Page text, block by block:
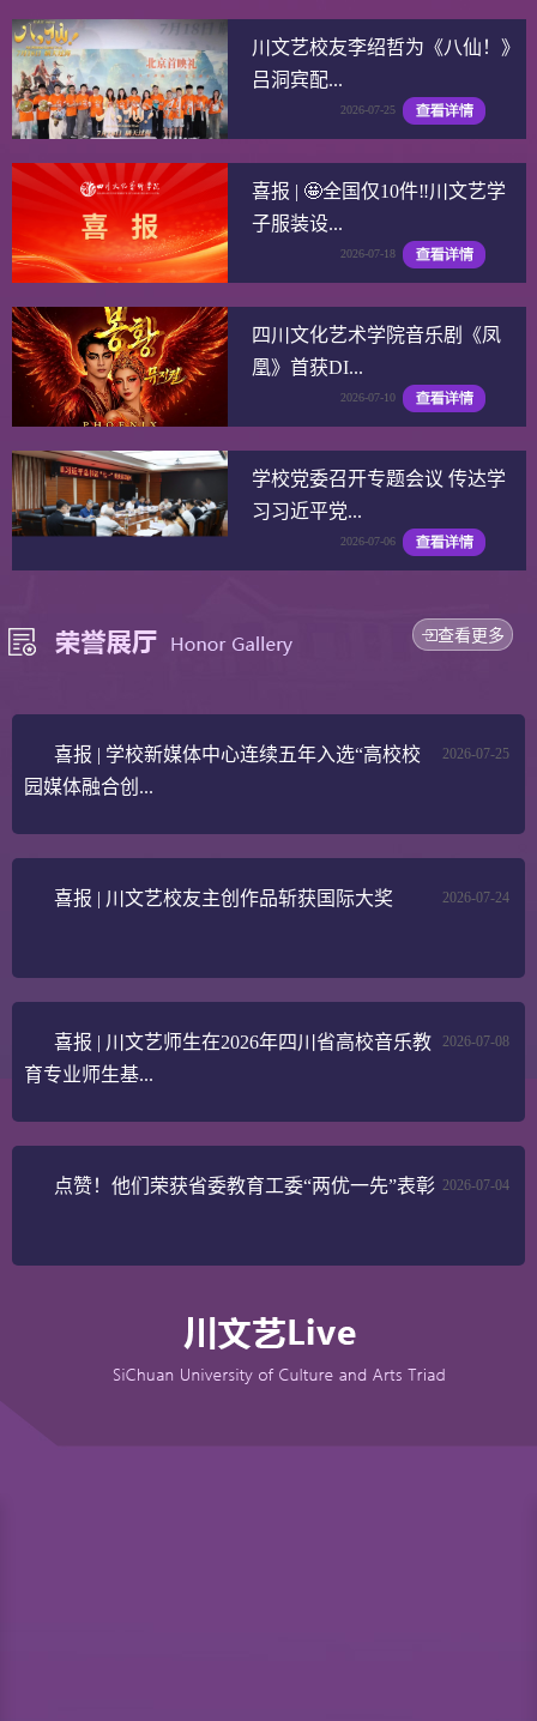
川文艺校友李绍哲为《八仙！》
吕洞宾配...
2026-07-25
喜报 | 🤩全国仅10件‼️川文艺学
子服装设...
2026-07-18
四川文化艺术学院音乐剧《凤
凰》首获DI...
2026-07-10
学校党委召开专题会议 传达学
习习近平党...
2026-07-06
查看更多
2026-07-25
喜报 | 学校新媒体中心连续五年入选“高校校
园媒体融合创...
2026-07-24
喜报 | 川文艺校友主创作品斩获国际大奖
2026-07-08
喜报 | 川文艺师生在2026年四川省高校音乐教
育专业师生基...
2026-07-04
点赞！他们荣获省委教育工委“两优一先”表彰